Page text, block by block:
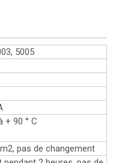
5005
+ 90 ° C
pas de changement